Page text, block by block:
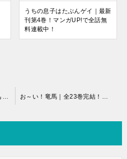
うちの息子はたぶんゲイ｜最新
刊第4巻！マンガUP!で全話無
料連載中！